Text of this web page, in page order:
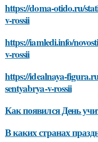
https://doma-otido.ru/
v-rossii
https://iamledi.info/
v-rossii
https://idealnaya-
sentyabrya-v-rossii
Как появился День
В каких странах